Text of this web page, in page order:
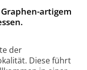
artigem
der
Diese führt